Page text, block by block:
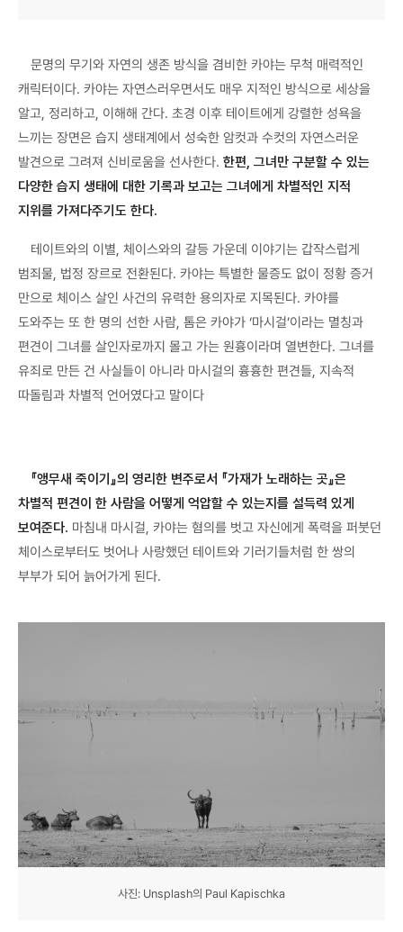
문명의 무기와 자연의 생존 방식을 겸비한 카야는 무척 매력적인
캐릭터이다. 카야는 자연스러우면서도 매우 지적인 방식으로 세상을
알고, 정리하고, 이해해 간다. 초경 이후 테이트에게 강렬한 성욕을
느끼는 장면은 습지 생태계에서 성숙한 암컷과 수컷의 자연스러운
발견으로 그려져 신비로움을 선사한다. 한편, 그녀만 구분할 수 있는
다양한 습지 생태에 대한 기록과 보고는 그녀에게 차별적인 지적
지위를 가져다주기도 한다.
테이트와의 이별, 체이스와의 갈등 가운데 이야기는 갑작스럽게
범죄물, 법정 장르로 전환된다. 카야는 특별한 물증도 없이 정황 증거
만으로 체이스 살인 사건의 유력한 용의자로 지목된다. 카야를
도와주는 또 한 명의 선한 사람, 톰은 카야가 ‘마시걸’이라는 멸칭과
편견이 그녀를 살인자로까지 몰고 가는 원흉이라며 열변한다. 그녀를
유죄로 만든 건 사실들이 아니라 마시걸의 흉흉한 편견들, 지속적
따돌림과 차별적 언어였다고 말이다
『앵무새 죽이기』의 영리한 변주로서 『가재가 노래하는 곳』은
차별적 편견이 한 사람을 어떻게 억압할 수 있는지를 설득력 있게
보여준다. 마침내 마시걸, 카야는 혐의를 벗고 자신에게 폭력을 퍼붓던
체이스로부터도 벗어나 사랑했던 테이트와 기러기들처럼 한 쌍의
부부가 되어 늙어가게 된다.
사진: Unsplash의 Paul Kapischka